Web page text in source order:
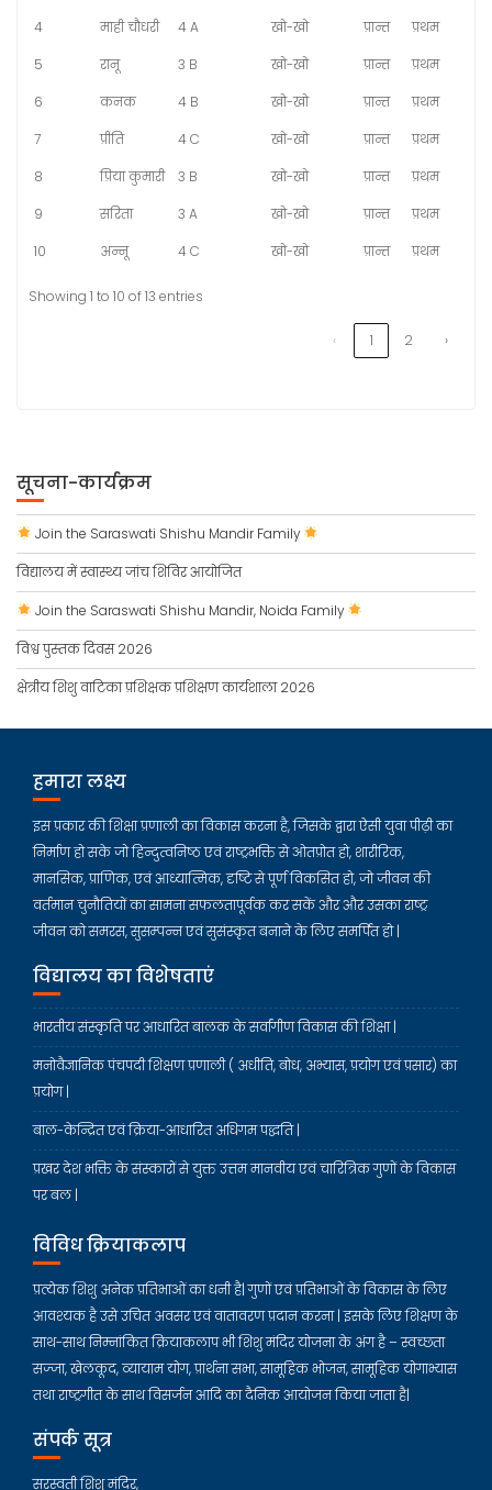
4
माही चौधरी 4 A खो-खो प्रान्त
प्रथम
5
रानू 3 B खो-खो प्रान्त
प्रथम
6
कनक 4 B खो-खो प्रान्त
प्रथम
7
प्रीति 4 C खो-खो प्रान्त
प्रथम
8
प्रिया कुमारी 3 B खो-खो प्रान्त
प्रथम
9
सरिता 3 A खो-खो प्रान्त
प्रथम
10
अन्नू 4 C खो-खो प्रान्त प्रथम
Showing 1 to 10 of 13 entries
‹ 1 2 ›
सूचना-कार्यक्रम
Join the Saraswati Shishu Mandir Family
विद्यालय में स्वास्थ्य जांच शिविर आयोजित
Join the Saraswati Shishu Mandir, Noida Family
विश्व पुस्तक दिवस 2026
क्षेत्रीय शिशु वाटिका प्रशिक्षक प्रशिक्षण कार्यशाला 2026
हमारा लक्ष्य
इस प्रकार की शिक्षा प्रणाली का विकास करना है, जिसके द्वारा ऐसी युवा पीढ़ी का
निर्माण हो सके जो हिन्दुत्वनिष्ठ एवं राष्ट्रभक्ति से ओतप्रोत हो, शारीरिक,
मानसिक, प्राणिक, एवं आध्यात्मिक, दृष्टि से पूर्ण विकसित हो, जो जीवन की
वर्तमान चुनौतियों का सामना सफलतापूर्वक कर सकें और और उसका राष्ट्र
जीवन को समरस, सुसम्पन्न एवं सुसंस्कृत बनाने के लिए समर्पित हो |
विद्यालय का विशेषताएं
भारतीय संस्कृति पर आधारित बालक के सर्वांगीण विकास की शिक्षा |
मनोवैज्ञानिक पंचपदी शिक्षण प्रणाली ( अधीति, बोध, अभ्यास, प्रयोग एवं प्रसार) का
प्रयोग |
बाल-केन्द्रित एवं क्रिया-आधारित अधिगम पद्धति |
प्रखर देश भक्ति के संस्कारों से युक्त उत्तम मानवीय एवं चारित्रिक गुणों के विकास
पर बल |
विविध क्रियाकलाप
प्रत्येक शिशु अनेक प्रतिभाओं का धनी है| गुणों एवं प्रतिभाओं के विकास के लिए
आवश्यक है उसे उचित अवसर एवं वातावरण प्रदान करना | इसके लिए शिक्षण के
साथ-साथ निम्नांकित क्रियाकलाप भी शिशु मंदिर योजना के अंग है – स्वच्छता
सज्जा, खेलकूद, व्यायाम योग, प्रार्थना सभा, सामूहिक भोजन, सामूहिक योगाभ्यास
तथा राष्ट्रगीत के साथ विसर्जन आदि का दैनिक आयोजन किया जाता है|
संपर्क सूत्र
सरस्वती शिशु मंदिर,